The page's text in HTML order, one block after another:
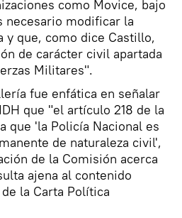
como Movice, bajo
necesario modificar la
y que, como dice Castillo,
de carácter civil apartada
Militares".
fue enfática en señalar
que "el artículo 218 de la
que 'la Policía Nacional es
de naturaleza civil',
de la Comisión acerca
ajena al contenido
la Carta Política